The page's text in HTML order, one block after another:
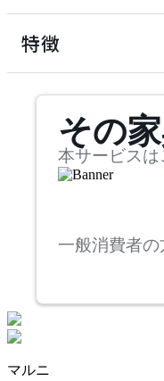
アコレクション
アドレス
検索
特徴
その
本サービスは
一般消費者の
マルニ